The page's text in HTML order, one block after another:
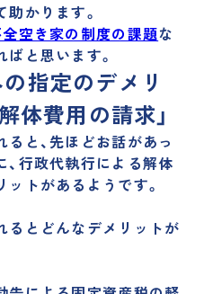
かります。
空き家の制度の課題な
と思います。
指定のデメリ
体費用の請求」
と、先ほどお話があっ
行政代執行による解体
トがあるようです。
るとどんなデメリットが